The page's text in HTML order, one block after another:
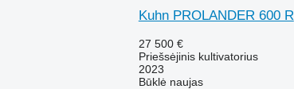
Kuhn PROLANDER 600 R
27 500 €
Priešsėjinis kultivatorius
2023
Būklėnaujas